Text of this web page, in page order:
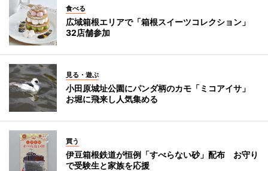
食べる
広域箱根エリアで「箱根スイーツコレクション」
32店舗参加
見る・遊ぶ
小田原城址公園にパンダ柄のカモ「ミコアイサ」
お堀に飛来し人気集める
買う
伊豆箱根鉄道が恒例「すべらない砂」配布 お守り
で受験生と家族を応援